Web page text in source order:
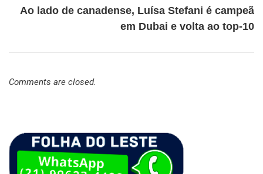
Ao lado de canadense, Luísa Stefani é campeã
em Dubai e volta ao top-10
Comments are closed.